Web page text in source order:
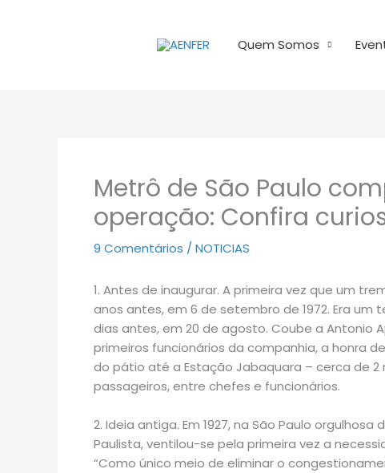
Quem Somos
Metrô de São Paulo
operação: Confira
9 Comentários / NOTICIAS
1. Antes de inaugurar. A primeira vez que um
anos antes, em 6 de setembro de 1972. Era
dias antes, em 20 de agosto. Coube a Antonio
primeiros funcionários da companhia, a honra
do pátio até a Estação Jabaquara – cerca de 2
passageiros, entre chefes e funcionários.
2. Ideia antiga. Em 1927, na São Paulo
Paulista, ventilou-se pela primeira vez a
“Como único meio de eliminar o